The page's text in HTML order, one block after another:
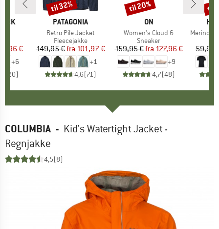
pris
€
+6
20)
MÆRKE
PATAGONIA
Artikel
Retro Pile Jacket
Produktgruppe
Fleecejakke
Pris
149,95 € Nedsat pris
fra 101,97 €
+1
4,6(71)
Rabat
til 32%
MÆRKE
ON
Artikel
Women's Cloud 6
Produktgruppe
Sneaker
Pris
159,95 € Nedsat pris
fra 127,96 €
+9
4,7(48)
Rabat
til 20%
Artikel
MerinoMix150
59,95
til
COLUMBIA - Kid's Watertight Jacket -
Regnjakke
4,5(8)